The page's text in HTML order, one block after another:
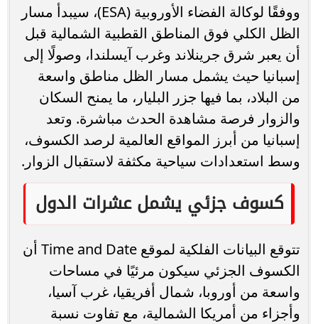
ووفقًا لوكالة الفضاء الأوروبية (ESA)، سيبدأ مسار
الظل الكلي فوق المناطق القطبية الشمالية قبل
أن يعبر شرق جرينلاند وغرب آيسلندا، وصولًا إلى
إسبانيا حيث يشمل مسار الظل مناطق واسعة
من البلاد، بما فيها جزر البليار، ما يمنح السكان
والزوار فرصة مشاهدة الحدث مباشرة. وتعد
إسبانيا من أبرز المواقع العالمية لرصد الكسوف،
وسط استعدادات سياحية مكثفة لاستقبال الزوار.
كسوف جزئي يشمل عشرات الدول
تتوقع البيانات الفلكية لموقع Time and Date أن
الكسوف الجزئي سيكون مرئيًا في مساحات
واسعة من أوروبا، شمال أفريقيا، غرب آسيا،
وأجزاء من أمريكا الشمالية، مع تفاوت نسبة